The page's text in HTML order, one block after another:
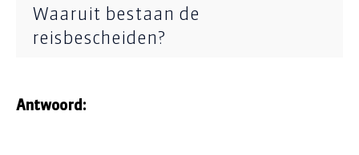
Waaruit bestaan de
reisbescheiden?
Antwoord: